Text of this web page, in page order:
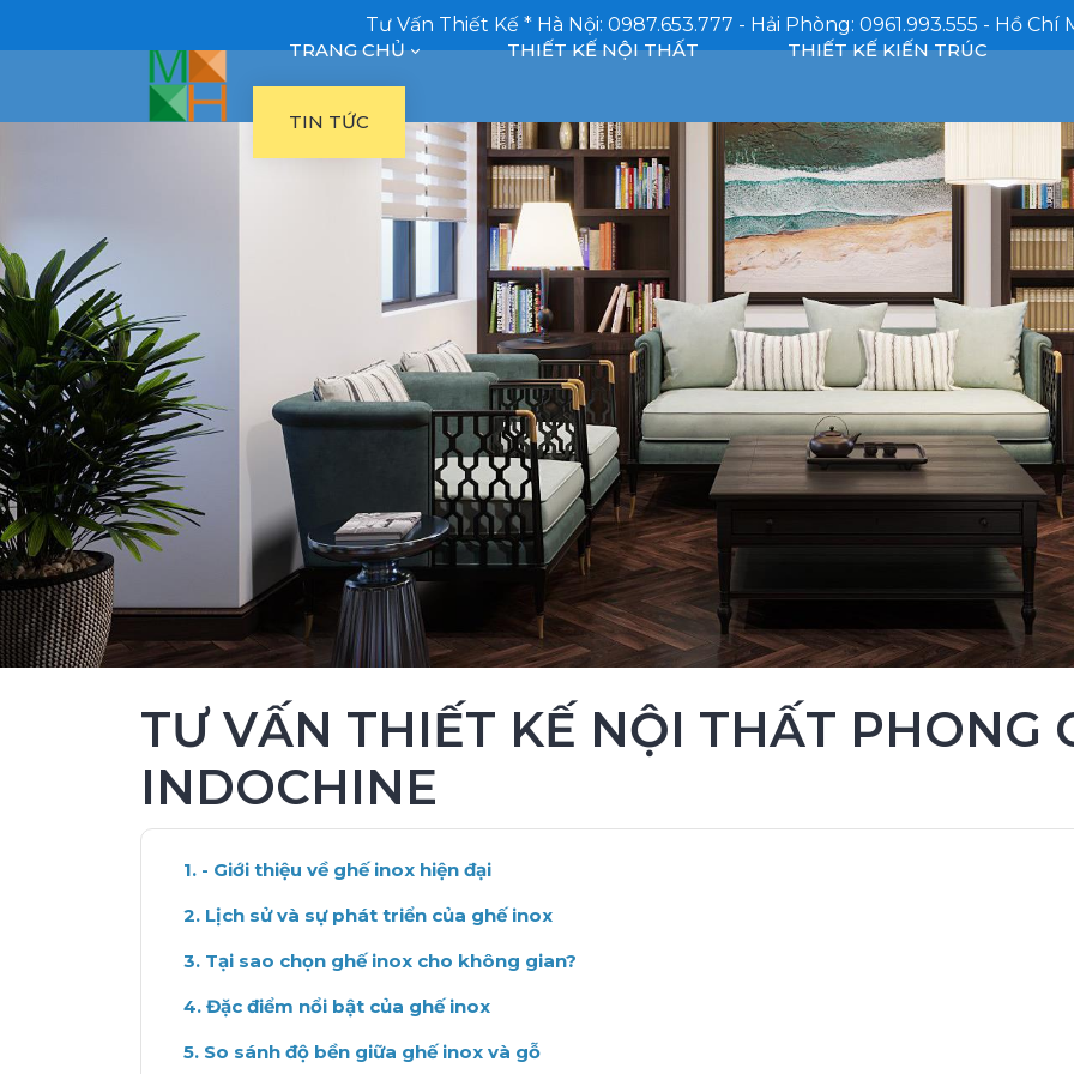
Tư Vấn Thiết Kế * Hà Nội: 0987.653.777 - Hải Phòng: 0961.993.555 - Hồ Chí
TRANG CHỦ
THIẾT KẾ NỘI THẤT THIẾT KẾ KIẾN TRÚC
TIN TỨC
TƯ VẤN THIẾT KẾ NỘI THẤT PHONG
INDOCHINE
- Giới thiệu về ghế inox hiện đại
Lịch sử và sự phát triển của ghế inox
Tại sao chọn ghế inox cho không gian?
Đặc điểm nổi bật của ghế inox
So sánh độ bền giữa ghế inox và gỗ